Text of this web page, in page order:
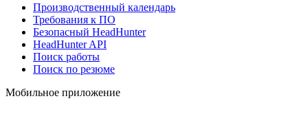
Производственный календарь
Требования к ПО
Безопасный HeadHunter
HeadHunter API
Поиск работы
Поиск по резюме
Мобильное приложение